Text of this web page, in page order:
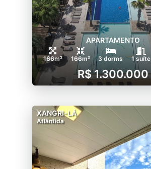
APARTAMENTO
166m² 166m² 3 dorms 1 suíte
R$ 1.300.000
XANGRI-LÁ
Atlântida